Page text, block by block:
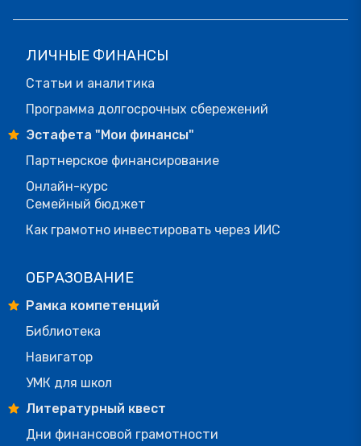
ЛИЧНЫЕ ФИНАНСЫ
Статьи и аналитика
Программа долгосрочных сбережений
Эстафета "Мои финансы"
Партнерское финансирование
Онлайн-курс
Семейный бюджет
Как грамотно инвестировать через ИИС
ОБРАЗОВАНИЕ
Рамка компетенций
Библиотека
Навигатор
УМК для школ
Литературный квест
Дни финансовой грамотности